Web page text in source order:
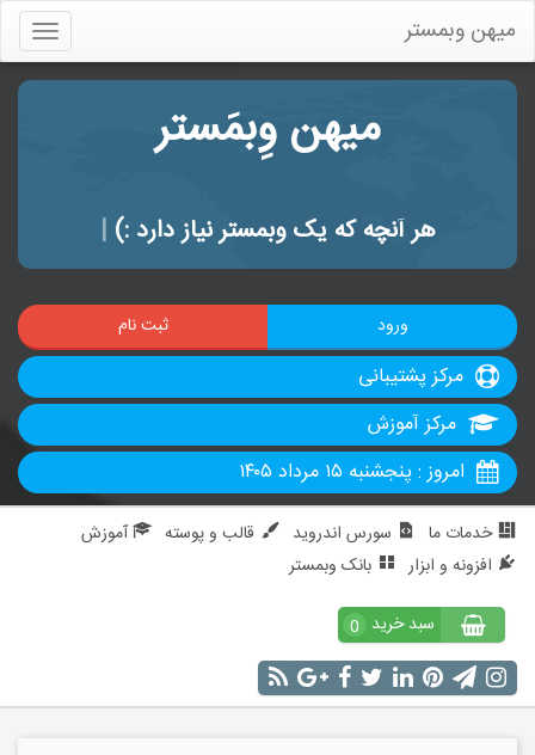
میهن وبمستر
میهن وِبمَستر
هر آنچه که یک وبمستر نیاز دارد :) |
ورود ثبت نام
مرکز پشتیبانی
مرکز آموزش
امروز : پنجشنبه ۱۵ مرداد ۱۴۰۵
خدمات ما سورس اندروید قالب و پوسته
آموزش
افزونه و ابزار
بانک وبمستر
سبد خرید 0